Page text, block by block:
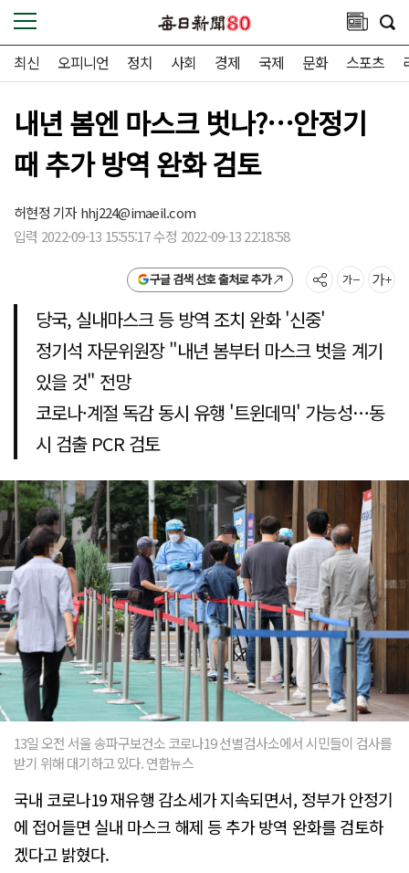
최신 오피니언 정치 사회 경제 국제 문화 스포츠
내년 봄엔 마스크 벗나?…안정기
때 추가 방역 완화 검토
허현정 기자hhj224@imaeil.com
입력 2022-09-13 15:55:17 수정 2022-09-13 22:18:58
구글 검색 선호 출처로 추가
당국, 실내마스크 등 방역 조치 완화 '신중'
정기석 자문위원장 "내년 봄부터 마스크 벗을 계기
있을 것" 전망
코로나·계절 독감 동시 유행 '트윈데믹' 가능성…동
시 검출 PCR 검토
13일 오전 서울 송파구보건소 코로나19 선별검사소에서 시민들이 검사를
받기 위해 대기하고 있다. 연합뉴스
국내 코로나19 재유행 감소세가 지속되면서, 정부가 안정기
에 접어들면 실내 마스크 해제 등 추가 방역 완화를 검토하
겠다고 밝혔다.